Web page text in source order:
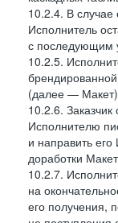
10.2.4. В
Исполнитель
с последующим
10.2.5.
(далее — Макет)
10.2.6.
Исполнителю
и направить
доработки
10.2.7.
на
его получения,